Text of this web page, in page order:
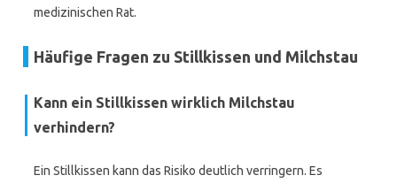
medizinischen Rat.
Häufige Fragen zu Stillkissen und Milchstau
Kann ein Stillkissen wirklich Milchstau
verhindern?
Ein Stillkissen kann das Risiko deutlich verringern. Es